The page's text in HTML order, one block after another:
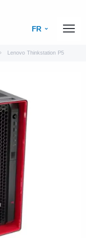
FR
Lenovo Thinkstation P5